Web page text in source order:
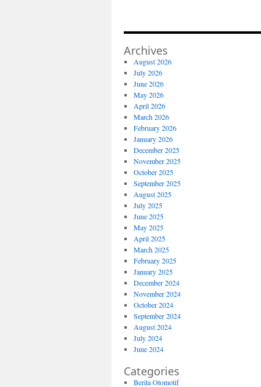
Archives
August 2026
July 2026
June 2026
May 2026
April 2026
March 2026
February 2026
January 2026
December 2025
November 2025
October 2025
September 2025
August 2025
July 2025
June 2025
May 2025
April 2025
March 2025
February 2025
January 2025
December 2024
November 2024
October 2024
September 2024
August 2024
July 2024
June 2024
Categories
Berita Otomotif